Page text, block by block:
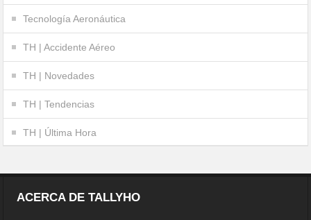
Tecnología Aeronáutica
TH | Accidente Aéreo
TH | Novedades
TH | Tendencias
TH | Última Hora
ACERCA DE TALLYHO